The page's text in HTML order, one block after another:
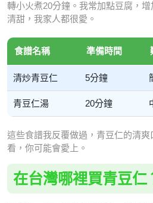
轉小火煮20分鐘。我常加點豆腐，
清甜，我家人都很愛。
食譜名稱 準備時間
清炒青豆仁 5分鐘
青豆仁湯 20分鐘
這些食譜我反覆做過，青豆仁的清
看，你可能會愛上。
在台灣哪裡買青豆仁